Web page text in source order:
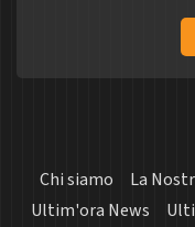
Chi siamo La
Ultim'ora News